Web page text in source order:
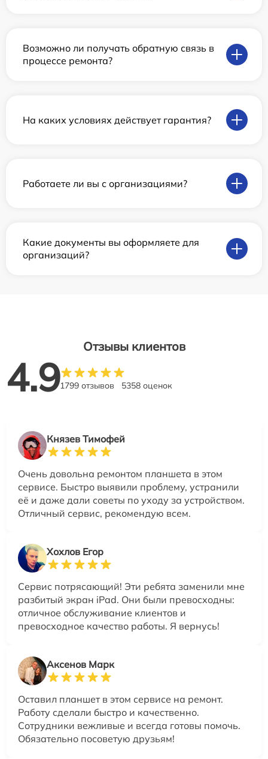
Возможно ли получать обратную связь в
процессе ремонта?
На каких условиях действует гарантия?
Работаете ли вы с организациями?
Какие документы вы оформляете для
организаций?
Отзывы клиентов
4.91799 отзывов 5358 оценок
Князев Тимофей
Очень довольна ремонтом планшета в этом
сервисе. Быстро выявили проблему, устранили
её и даже дали советы по уходу за устройством.
Отличный сервис, рекомендую всем.
Хохлов Егор
Сервис потрясающий! Эти ребята заменили мне
разбитый экран iPad. Они были превосходны:
отличное обслуживание клиентов и
превосходное качество работы. Я вернусь!
Аксенов Марк
Оставил планшет в этом сервисе на ремонт.
Работу сделали быстро и качественно.
Сотрудники вежливые и всегда готовы помочь.
Обязательно посоветую друзьям!